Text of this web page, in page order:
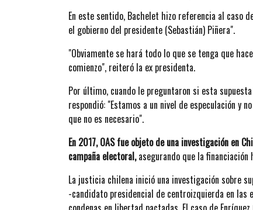
En este sentido, Bachelet hizo referencia al caso
el gobierno del presidente (Sebastián) Piñera".
"Obviamente se hará todo lo que se tenga que
comienzo", reiteró la ex presidenta.
Por último, cuando le preguntaron si esta
respondió: "Estamos a un nivel de especulación y
que no es necesario".
En 2017, OAS fue objeto de una investigación en
campaña electoral,asegurando que la
La justicia chilena inició una investigación sobre
-candidato presidencial de centroizquierda en las